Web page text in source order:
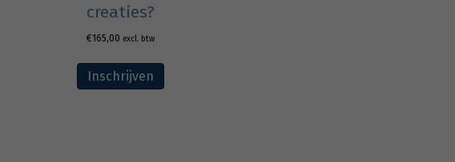
creaties?
€165,00 excl. btw
Inschrijven